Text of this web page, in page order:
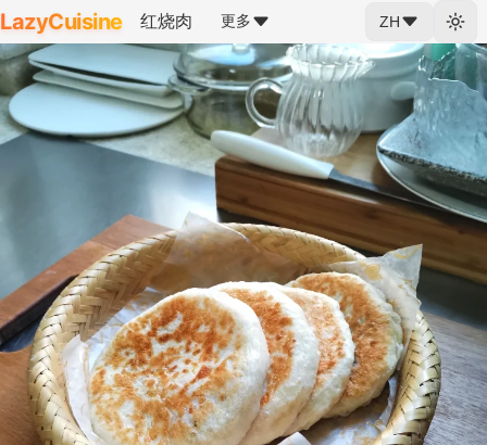
LazyCuisine 红烧肉 更多 ZH